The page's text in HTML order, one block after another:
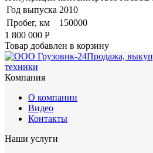
Год выпуска 2010
Пробег, км
150000
1 800 000 Р
Товар добавлен в корзину
Продажа,
техники
Компания
О компании
Видео
Контакты
Наши услуги